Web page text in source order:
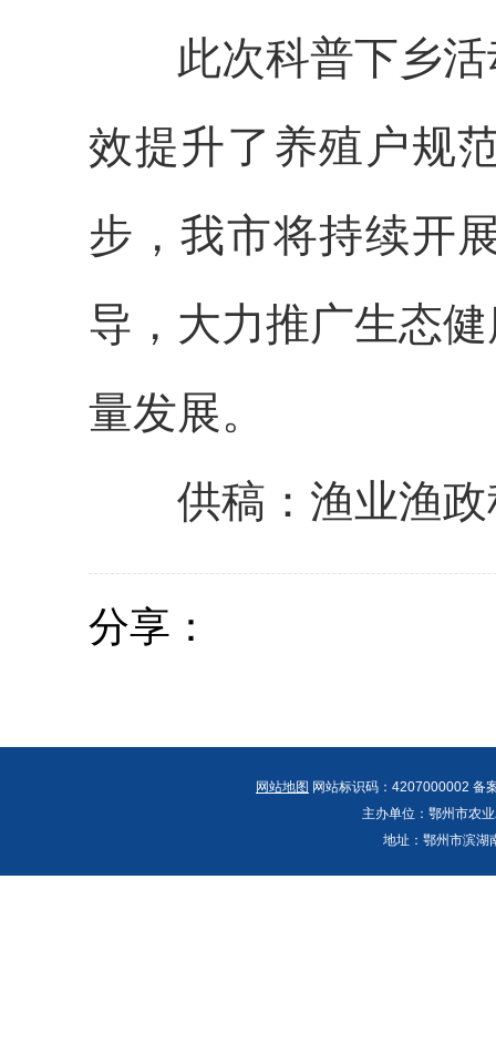
此次科普下乡活
效提升了养殖户规
步，我市将持续开
导，大力推广生态
量发展。
供稿：渔业渔
分享：
网站地图 网站标识码：4207000002
主办单位：鄂州市农
地址：鄂州市滨湖